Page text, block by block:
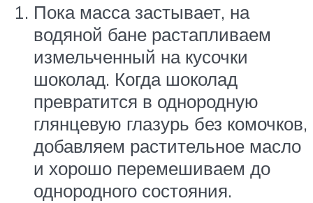
Пока масса застывает, на
водяной бане растапливаем
измельченный на кусочки
шоколад. Когда шоколад
превратится в однородную
глянцевую глазурь без комочков,
добавляем растительное масло
и хорошо перемешиваем до
однородного состояния.